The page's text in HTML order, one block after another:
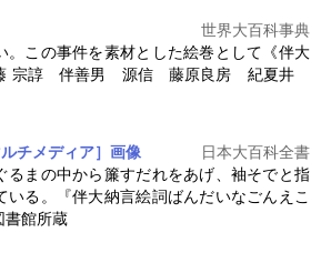
世界大百科事典
。この事件を素材とした絵巻として《伴大
藤 宗諄 伴善男 源信 藤原良房 紀夏井
チメディア］ 画像
日本大百科全書
るまの中から簾すだれをあげ、袖そでと指
いる。『伴大納言絵詞ばんだいなごんえこ
館所蔵